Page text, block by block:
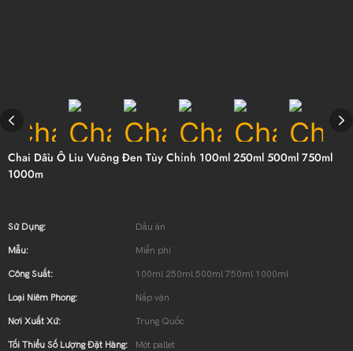
Chai Dầu Ô Liu Vuông Đen Tùy Chỉnh 100ml 250ml 500ml 750ml
1000m
Sử Dụng: Dầu ăn
Mẫu: Miễn phí
Công Suất: 100ml 250ml 500ml 750ml 1000ml
Loại Niêm Phong: Nắp vặn
Nơi Xuất Xứ: Trung Quốc
Tối Thiểu Số Lượng Đặt Hàng: Một pallet